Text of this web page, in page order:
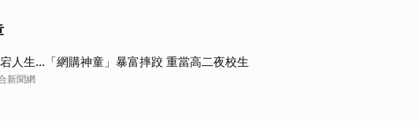
人生…「網購神童」暴富摔跤 重當高二夜校生
新聞網